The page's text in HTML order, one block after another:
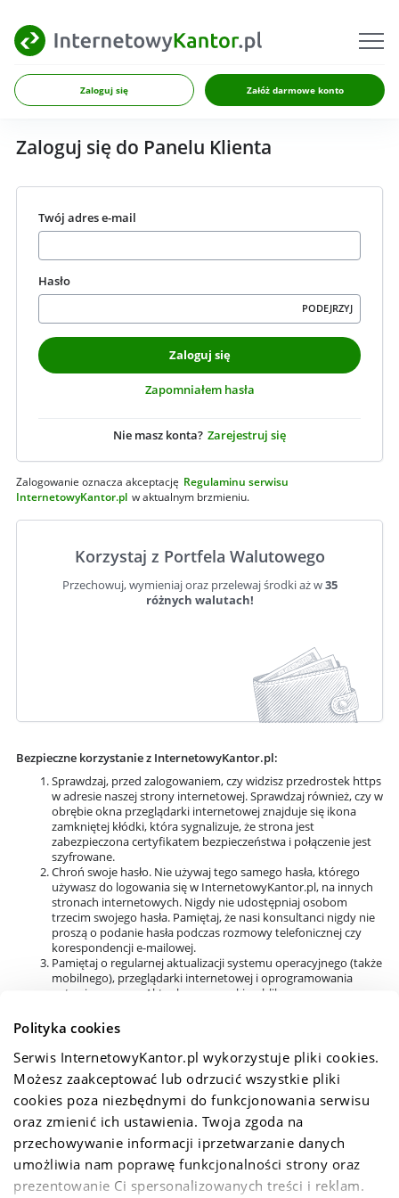
Polityka cookies
Serwis InternetowyKantor.pl wykorzystuje pliki cookies.
Możesz zaakceptować lub odrzucić wszystkie pliki
cookies poza niezbędnymi do funkcjonowania serwisu
oraz zmienić ich ustawienia. Twoja zgoda na
przechowywanie informacji iprzetwarzanie danych
umożliwia nam poprawę funkcjonalności strony oraz
prezentowanie Ci spersonalizowanych treści i reklam.
Zaloguj się Załóż darmowe konto
Zaloguj się do Panelu Klienta
Twój adres e-mail
Hasło
PODEJRZYJ
Zaloguj się
Zapomniałem hasła
Nie masz konta? Zarejestruj się
Zalogowanie oznacza akceptację Regulaminu serwisu
InternetowyKantor.pl w aktualnym brzmieniu.
Korzystaj z Portfela Walutowego
Przechowuj, wymieniaj oraz przelewaj środki aż w35
różnych walutach!
Bezpieczne korzystanie z InternetowyKantor.pl:
Sprawdzaj, przed zalogowaniem, czy widzisz przedrostek https
w adresie naszej strony internetowej. Sprawdzaj również, czy w
obrębie okna przeglądarki internetowej znajduje się ikona
zamkniętej kłódki, która sygnalizuje, że strona jest
zabezpieczona certyfikatem bezpieczeństwa i połączenie jest
szyfrowane.
Chroń swoje hasło. Nie używaj tego samego hasła, którego
używasz do logowania się w InternetowyKantor.pl, na innych
stronach internetowych. Nigdy nie udostępniaj osobom
trzecim swojego hasła. Pamiętaj, że nasi konsultanci nigdy nie
proszą o podanie hasła podczas rozmowy telefonicznej czy
korespondencji e-mailowej.
Pamiętaj o regularnej aktualizacji systemu operacyjnego (także
mobilnego), przeglądarki internetowej i oprogramowania
antywirusowego. Aktualne poprawki publikowane są na
zabezpieczenie przed zagrożeniami w sieci.
naszym Biurem Obsługi Klienta.
Regulaminy
Polityka prywatności i cookies